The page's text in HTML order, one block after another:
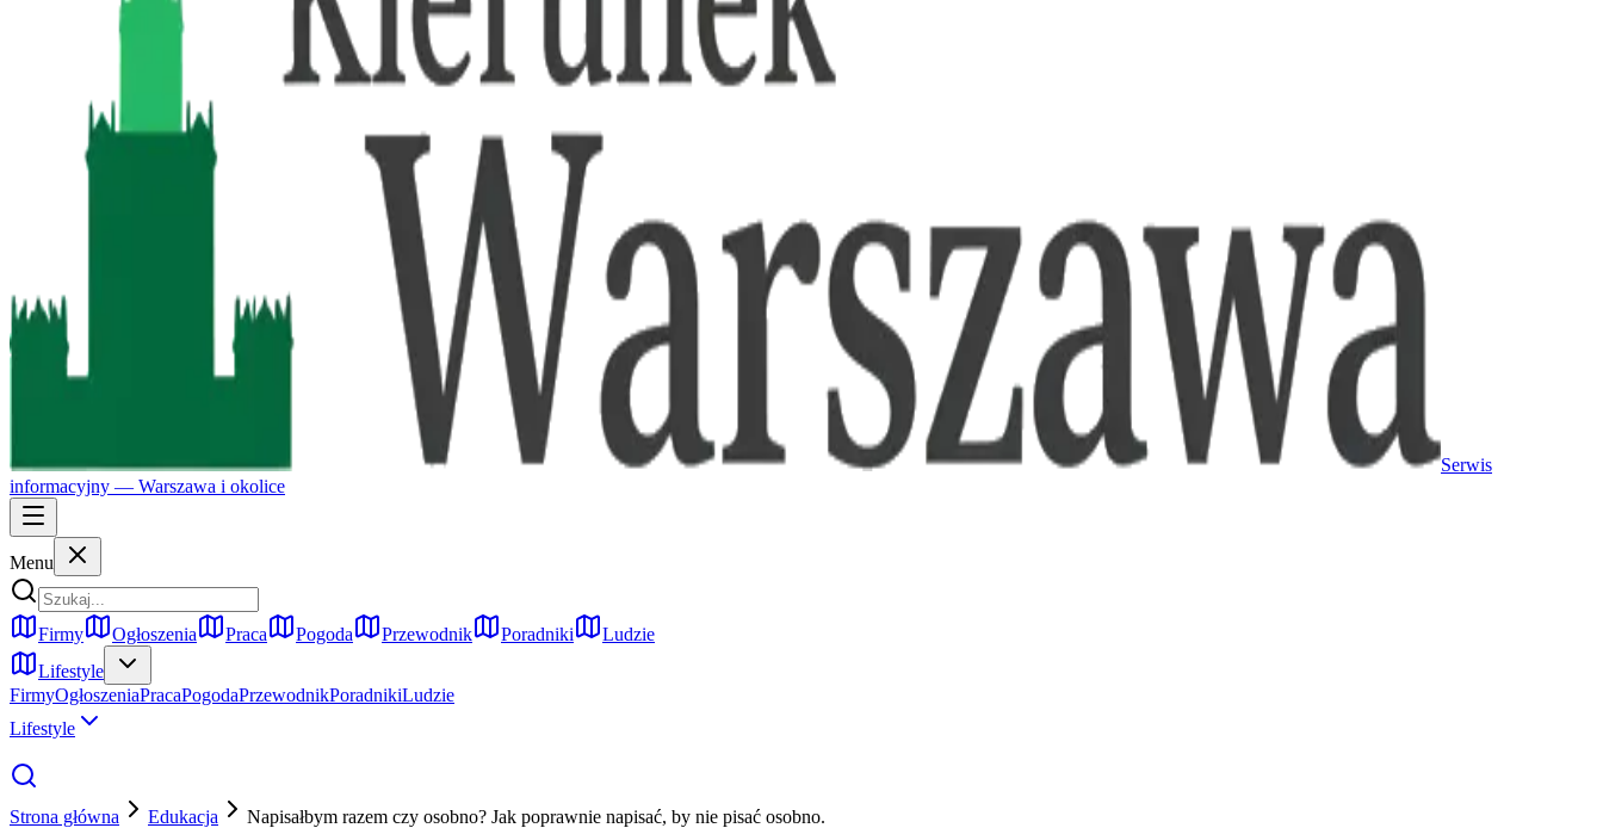
Serwis
informacyjny — Warszawa i okolice
Menu
Firmy Ogłoszenia Praca Pogoda Przewodnik Poradniki
Ludzie
Lifestyle
FirmyOgłoszeniaPracaPogodaPrzewodnikPoradnikiLudzie
Lifestyle
Strona główna Edukacja
Napisałbym razem czy osobno? Jak poprawnie napisać, by nie pisać osobno.